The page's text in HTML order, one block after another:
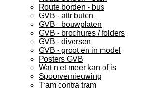
Route borden - bus
GVB - attributen
GVB - bouwplaten
GVB - brochures / folders
GVB - diversen
GVB - groot en in model
Posters GVB
Wat niet meer kan of is
Spoorvernieuwing
Tram contra tram